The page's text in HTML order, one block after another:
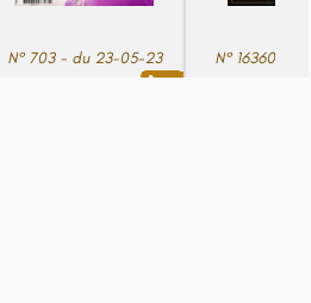
N° 703 - du 23-05-23 N° 16360 -